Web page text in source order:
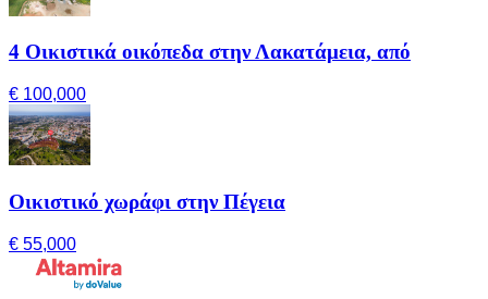
4 Οικιστικά οικόπεδα στην Λακατάμεια, από
€ 100,000
Οικιστικό χωράφι στην Πέγεια
€ 55,000